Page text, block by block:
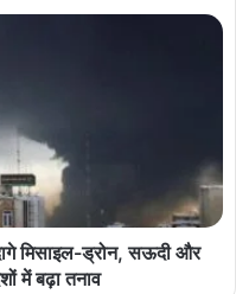
मिसाइल-ड्रोन, सऊदी और
में बढ़ा तनाव